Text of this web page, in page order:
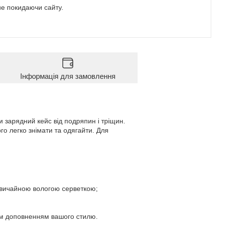
покидаючи сайту.
Інформація для замовлення
кейс від подряпин і тріщин.
легко знімати та одягайти. Для
вологою серветкою;
доповненням вашого стилю.